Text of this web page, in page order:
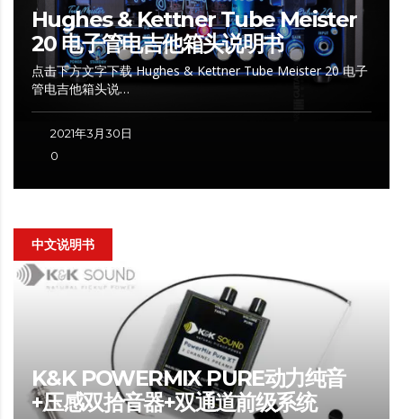
Hughes & Kettner Tube Meister
20 电子管电吉他箱头说明书
点击下方文字下载 Hughes & Kettner Tube Meister 20 电子
管电吉他箱头说…
2021年3月30日
0
中文说明书
K&K POWERMIX PURE动力纯音
+压感双拾音器+双通道前级系统